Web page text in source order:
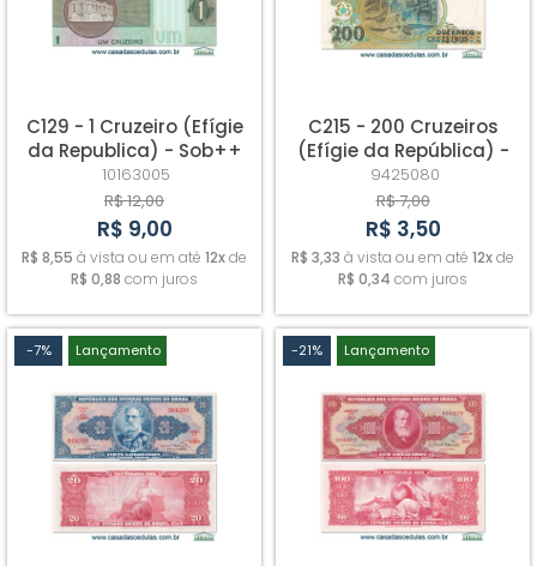
C129 - 1 Cruzeiro (Efígie
da Republica) - Sob++
10163005
R$ 12,00
R$ 9,00
R$ 8,55 à vista ou em até 12xde
R$ 0,88 com juros
C215 - 200 Cruzeiros
(Efígie da República) -
Sob/Fe - Com leve
mancha
9425080
R$ 7,00
R$ 3,50
R$ 3,33 à vista ou em até 12xde
R$ 0,34 com juros
-7% Lançamento -21% Lançamento